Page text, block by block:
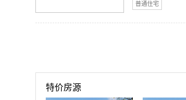
普通住宅
特价房源